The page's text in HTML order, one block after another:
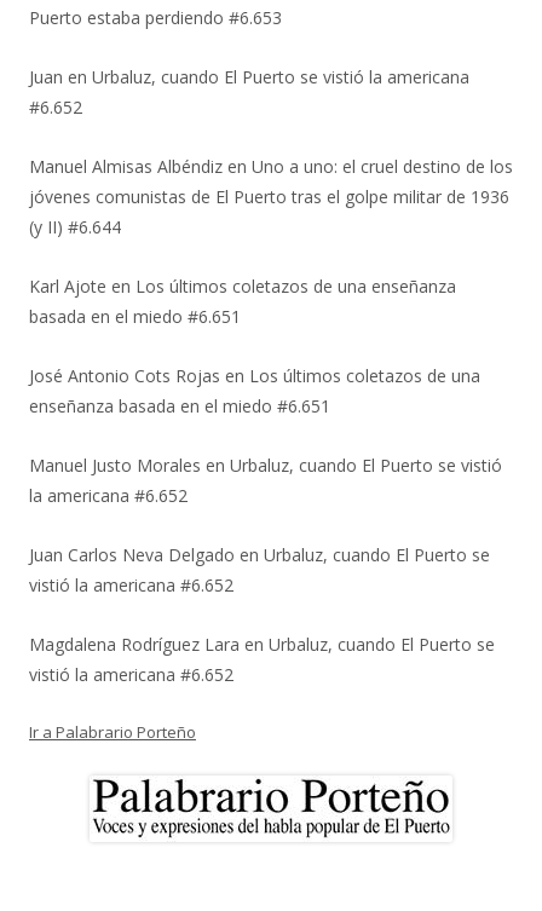
Puerto estaba perdiendo #6.653
Juan en Urbaluz, cuando El Puerto se vistió la americana
#6.652
Manuel Almisas Albéndiz en Uno a uno: el cruel destino de los
jóvenes comunistas de El Puerto tras el golpe militar de 1936
(y II) #6.644
Karl Ajote en Los últimos coletazos de una enseñanza
basada en el miedo #6.651
José Antonio Cots Rojas en Los últimos coletazos de una
enseñanza basada en el miedo #6.651
Manuel Justo Morales en Urbaluz, cuando El Puerto se vistió
la americana #6.652
Juan Carlos Neva Delgado en Urbaluz, cuando El Puerto se
vistió la americana #6.652
Magdalena Rodríguez Lara en Urbaluz, cuando El Puerto se
vistió la americana #6.652
Ir a Palabrario Porteño